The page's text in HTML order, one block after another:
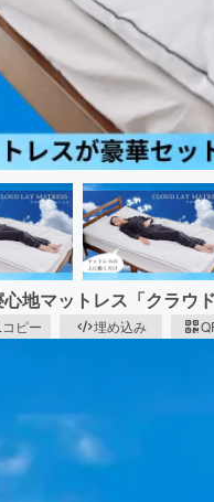
CAMPFIRE for
CAMPFIREふ
地マットレス「クラウド
ピー 埋め込み